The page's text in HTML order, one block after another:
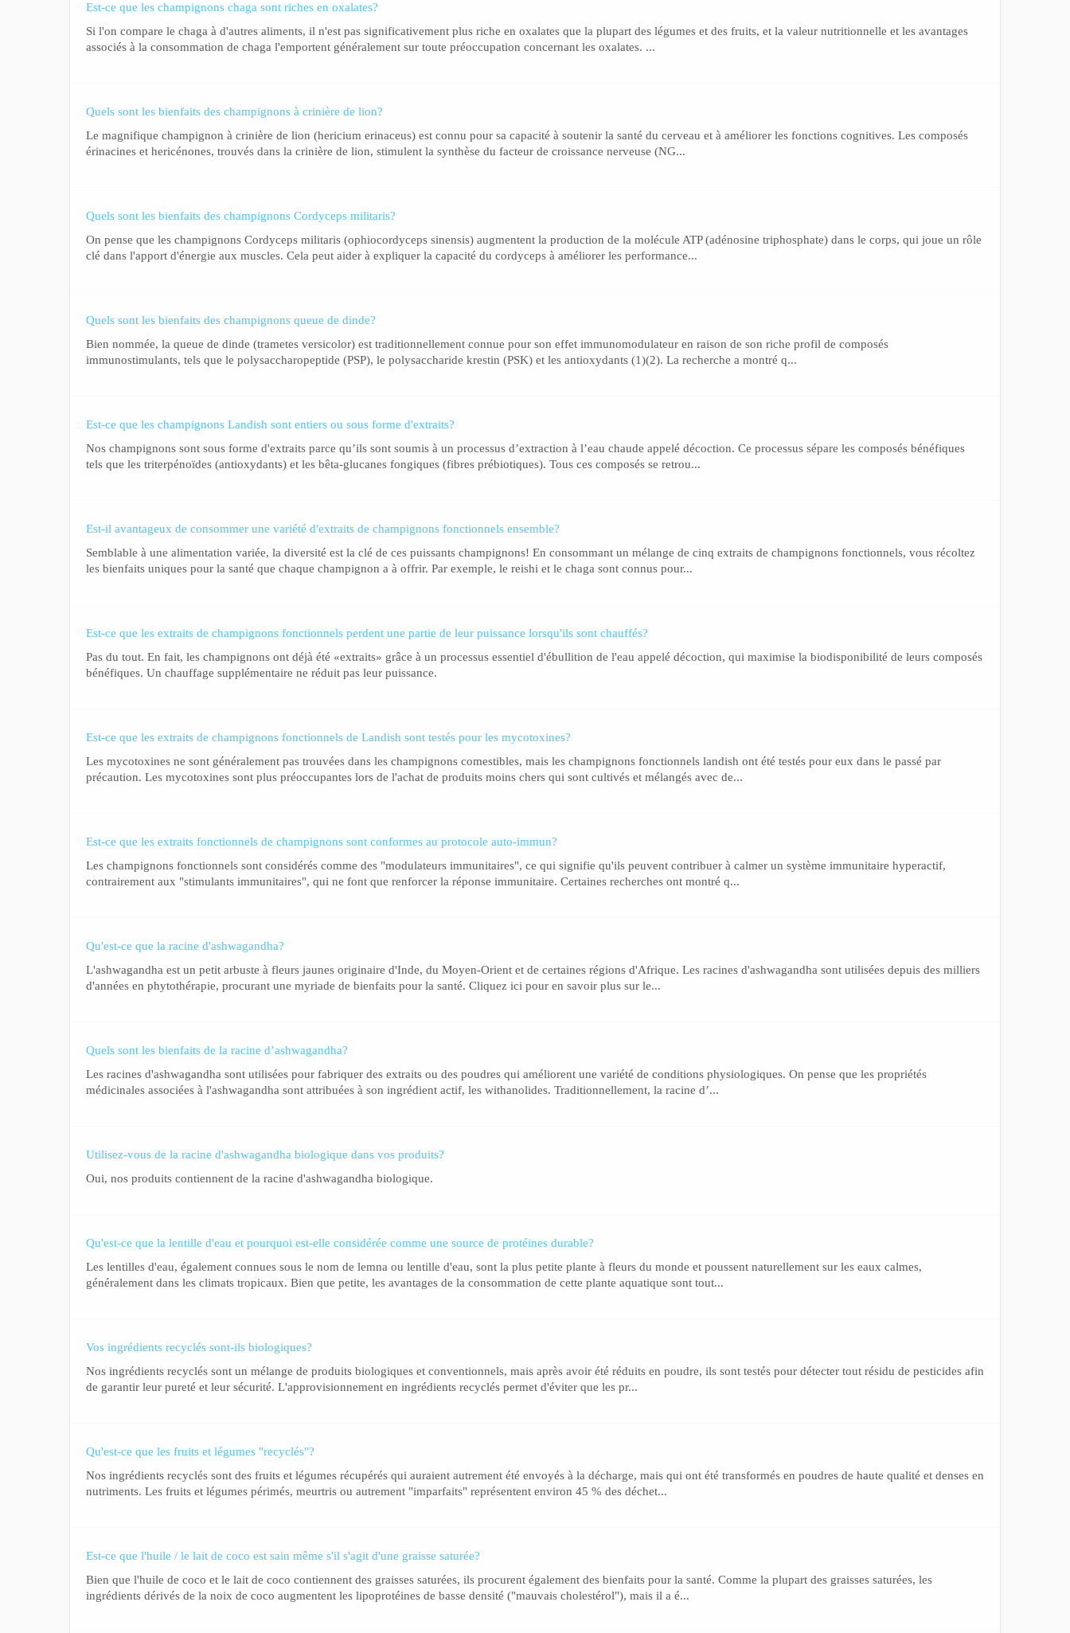
Est-ce que les champignons chaga sont riches en oxalates?
Si l'on compare le chaga à d'autres aliments, il n'est pas significativement plus riche en oxalates que la plupart des légumes et des fruits, et la valeur nutritionnelle et les avantages
associés à la consommation de chaga l'emportent généralement sur toute préoccupation concernant les oxalates. ...
Quels sont les bienfaits des champignons à crinière de lion?
Le magnifique champignon à crinière de lion (hericium erinaceus) est connu pour sa capacité à soutenir la santé du cerveau et à améliorer les fonctions cognitives. Les composés
érinacines et hericénones, trouvés dans la crinière de lion, stimulent la synthèse du facteur de croissance nerveuse (NG...
Quels sont les bienfaits des champignons Cordyceps militaris?
On pense que les champignons Cordyceps militaris (ophiocordyceps sinensis) augmentent la production de la molécule ATP (adénosine triphosphate) dans le corps, qui joue un rôle
clé dans l'apport d'énergie aux muscles. Cela peut aider à expliquer la capacité du cordyceps à améliorer les performance...
Quels sont les bienfaits des champignons queue de dinde?
Bien nommée, la queue de dinde (trametes versicolor) est traditionnellement connue pour son effet immunomodulateur en raison de son riche profil de composés
immunostimulants, tels que le polysaccharopeptide (PSP), le polysaccharide krestin (PSK) et les antioxydants (1)(2). La recherche a montré q...
Est-ce que les champignons Landish sont entiers ou sous forme d'extraits?
Nos champignons sont sous forme d'extraits parce qu’ils sont soumis à un processus d’extraction à l’eau chaude appelé décoction. Ce processus sépare les composés bénéfiques
tels que les triterpénoïdes (antioxydants) et les bêta-glucanes fongiques (fibres prébiotiques). Tous ces composés se retrou...
Est-il avantageux de consommer une variété d'extraits de champignons fonctionnels ensemble?
Semblable à une alimentation variée, la diversité est la clé de ces puissants champignons! En consommant un mélange de cinq extraits de champignons fonctionnels, vous récoltez
les bienfaits uniques pour la santé que chaque champignon a à offrir. Par exemple, le reishi et le chaga sont connus pour...
Est-ce que les extraits de champignons fonctionnels perdent une partie de leur puissance lorsqu'ils sont chauffés?
Pas du tout. En fait, les champignons ont déjà été «extraits» grâce à un processus essentiel d'ébullition de l'eau appelé décoction, qui maximise la biodisponibilité de leurs composés
bénéfiques. Un chauffage supplémentaire ne réduit pas leur puissance.
Est-ce que les extraits de champignons fonctionnels de Landish sont testés pour les mycotoxines?
Les mycotoxines ne sont généralement pas trouvées dans les champignons comestibles, mais les champignons fonctionnels landish ont été testés pour eux dans le passé par
précaution. Les mycotoxines sont plus préoccupantes lors de l'achat de produits moins chers qui sont cultivés et mélangés avec de...
Est-ce que les extraits fonctionnels de champignons sont conformes au protocole auto-immun?
Les champignons fonctionnels sont considérés comme des "modulateurs immunitaires", ce qui signifie qu'ils peuvent contribuer à calmer un système immunitaire hyperactif,
contrairement aux "stimulants immunitaires", qui ne font que renforcer la réponse immunitaire. Certaines recherches ont montré q...
Qu'est-ce que la racine d'ashwagandha?
L'ashwagandha est un petit arbuste à fleurs jaunes originaire d'Inde, du Moyen-Orient et de certaines régions d'Afrique. Les racines d'ashwagandha sont utilisées depuis des milliers
d'années en phytothérapie, procurant une myriade de bienfaits pour la santé. Cliquez ici pour en savoir plus sur le...
Quels sont les bienfaits de la racine d’ashwagandha?
Les racines d'ashwagandha sont utilisées pour fabriquer des extraits ou des poudres qui améliorent une variété de conditions physiologiques. On pense que les propriétés
médicinales associées à l'ashwagandha sont attribuées à son ingrédient actif, les withanolides. Traditionnellement, la racine d’...
Utilisez-vous de la racine d'ashwagandha biologique dans vos produits?
Oui, nos produits contiennent de la racine d'ashwagandha biologique.
Qu'est-ce que la lentille d'eau et pourquoi est-elle considérée comme une source de protéines durable?
Les lentilles d'eau, également connues sous le nom de lemna ou lentille d'eau, sont la plus petite plante à fleurs du monde et poussent naturellement sur les eaux calmes,
généralement dans les climats tropicaux. Bien que petite, les avantages de la consommation de cette plante aquatique sont tout...
Vos ingrédients recyclés sont-ils biologiques?
Nos ingrédients recyclés sont un mélange de produits biologiques et conventionnels, mais après avoir été réduits en poudre, ils sont testés pour détecter tout résidu de pesticides afin
de garantir leur pureté et leur sécurité. L'approvisionnement en ingrédients recyclés permet d'éviter que les pr...
Qu'est-ce que les fruits et légumes "recyclés"?
Nos ingrédients recyclés sont des fruits et légumes récupérés qui auraient autrement été envoyés à la décharge, mais qui ont été transformés en poudres de haute qualité et denses en
nutriments. Les fruits et légumes périmés, meurtris ou autrement "imparfaits" représentent environ 45 % des déchet...
Est-ce que l'huile / le lait de coco est sain même s'il s'agit d'une graisse saturée?
Bien que l'huile de coco et le lait de coco contiennent des graisses saturées, ils procurent également des bienfaits pour la santé. Comme la plupart des graisses saturées, les
ingrédients dérivés de la noix de coco augmentent les lipoprotéines de basse densité ("mauvais cholestérol"), mais il a é...